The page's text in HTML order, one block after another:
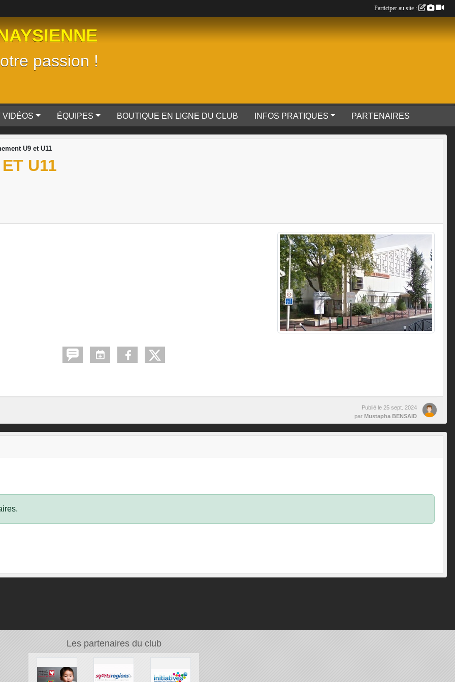
passion !
VIDÉOS ÉQUIPES BOUTIQUE EN LIGNE DU CLUB INFOS PRATIQUES PARTENAIRES
U9 et U11
U11
Publié le 25 sept. 2024
par Mustapha BENSAID
Les partenaires du club
Participer au site :